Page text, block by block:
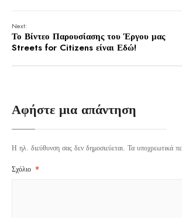
Next:
Το Βίντεο Παρουσίασης του Έργου μας
Streets for Citizens είναι Εδώ!
Αφήστε μια απάντηση
Η ηλ. διεύθυνση σας δεν δημοσιεύεται. Τα υποχρεωτικά
Σχόλιο *